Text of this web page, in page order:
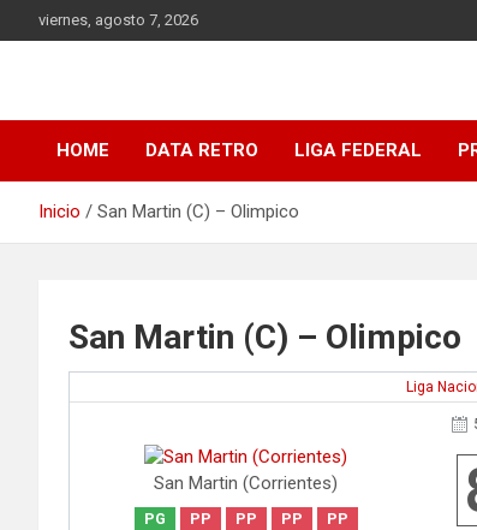
al
viernes, agosto 7, 2026
DATA Basquet
HOME DATA RETRO LIGA FEDERAL
Inicio San Martin (C) – Olimpico
San Martin (C) – Olimpico
Liga
San Martin (Corrientes)
PG PP PP PP PP